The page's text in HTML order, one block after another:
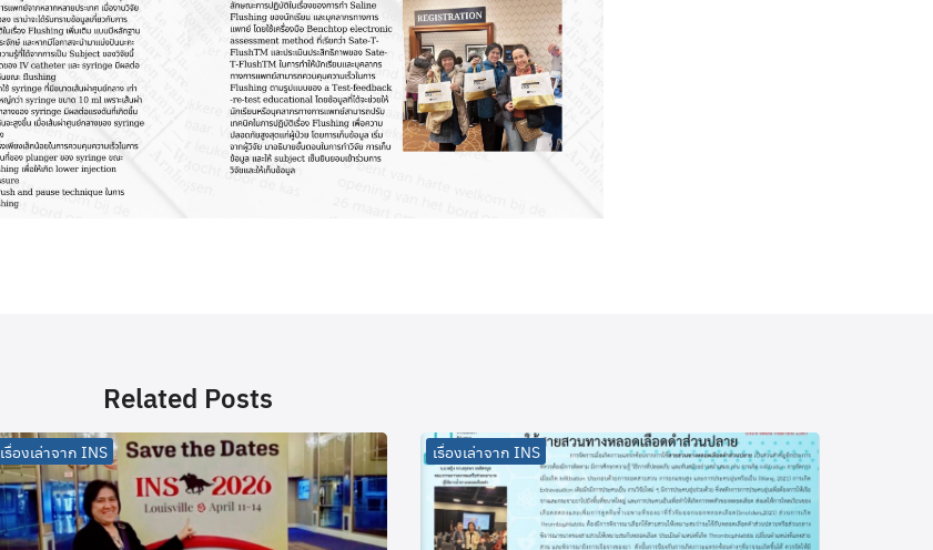
Related Posts
เรื่องเล่าจาก INS เรื่องเล่าจาก INS